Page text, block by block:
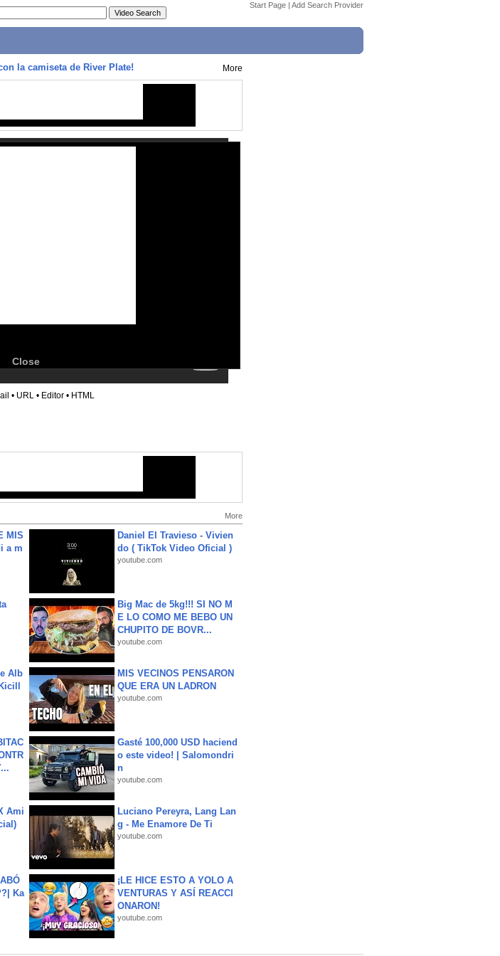
Start Page | Add Search Provider
la camiseta de River Plate! More
Close
• URL • Editor • HTML
More
MIS
a m
Daniel El Travieso - Vivien
do ( TikTok Video Oficial )
youtube.com
Big Mac de 5kg!!! SI NO M
E LO COMO ME BEBO UN
CHUPITO DE BOVR...
youtube.com
Alb
MIS VECINOS PENSARON
QUE ERA UN LADRON
youtube.com
Gasté 100,000 USD haciend
o este video! | Salomondri
n
youtube.com
Ami
Luciano Pereyra, Lang Lan
g - Me Enamore De Ti
youtube.com
Ka
¡LE HICE ESTO A YOLO A
VENTURAS Y ASÍ REACCI
ONARON!
youtube.com